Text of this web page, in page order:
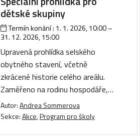
dětské skupiny
Termín konání : 1. 1. 2026, 10:00–
31. 12. 2026, 15:00
Upravená prohlídka selského
obytného stavení, včetně
zkrácené historie celého areálu.
Zaměřeno na rodinu hospodáře,…
Autor:Andrea Sommerova
Sekce:Akce,Program pro školy